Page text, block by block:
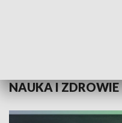
NAUKA I ZDROWIE